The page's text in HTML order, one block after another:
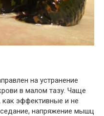
на устранение
в малом тазу. Чаще
как эффективные и не
напряжение мышц